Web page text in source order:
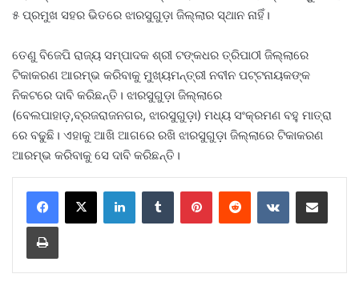
୫ ପ୍ରମୁଖ ସହର ଭିତରେ ଝାରସୁଗୁଡ଼ା ଜିଲ୍ଲାର ସ୍ଥାନ ନାହିଁ।
ତେଣୁ ବିଜେପି ରାଜ୍ୟ ସମ୍ପାଦକ ଶ୍ରୀ ଟଙ୍କଧର ତ୍ରିପାଠୀ ଜିଲ୍ଲାରେ
ଟିକାକରଣ ଆରମ୍ଭ କରିବାକୁ ମୁଖ୍ୟମନ୍ତ୍ରୀ ନବୀନ ପଟ୍ଟନାୟକଙ୍କ
ନିକଟରେ ଦାବି କରିଛନ୍ତି। ଝାରସୁଗୁଡ଼ା ଜିଲ୍ଲାରେ
(ବେଲପାହାଡ଼,ବ୍ରଜରାଜନଗର, ଝାରସୁଗୁଡ଼ା) ମଧ୍ୟ ସଂକ୍ରମଣ ବହୁ ମାତ୍ରା
ରେ ବଢୁଛି। ଏହାକୁ ଆଖି ଆଗରେ ରଖି ଝାରସୁଗୁଡ଼ା ଜିଲ୍ଲାରେ ଟିକାକରଣ
ଆରମ୍ଭ କରିବାକୁ ସେ ଦାବି କରିଛନ୍ତି।
LinkedInTumblr PinterestReddit VKontakteShare via Email
Print